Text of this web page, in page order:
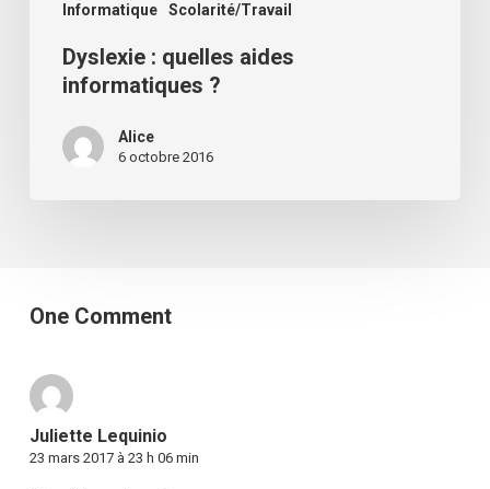
Informatique Scolarité/Travail
Dyslexie : quelles aides
informatiques ?
Alice
6 octobre 2016
One Comment
Juliette Lequinio
23 mars 2017 à 23 h 06 min